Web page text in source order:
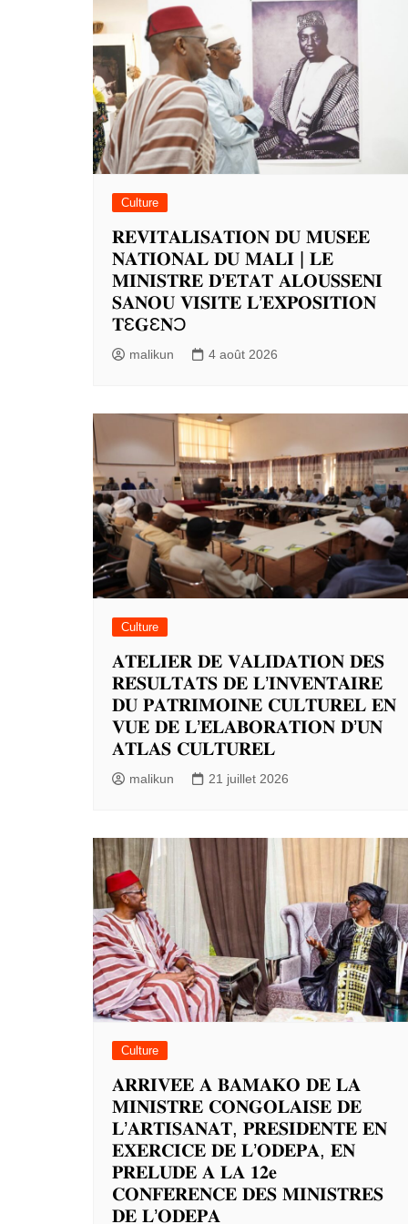
Culture
𝐑𝐄𝐕𝐈𝐓𝐀𝐋𝐈𝐒𝐀𝐓𝐈𝐎𝐍 𝐃𝐔 𝐌𝐔𝐒𝐄𝐄
𝐍𝐀𝐓𝐈𝐎𝐍𝐀𝐋 𝐃𝐔 𝐌𝐀𝐋𝐈 | 𝐋𝐄
𝐌𝐈𝐍𝐈𝐒𝐓𝐑𝐄 𝐃’𝐄𝐓𝐀𝐓 𝐀𝐋𝐎𝐔𝐒𝐒𝐄𝐍𝐈
𝐒𝐀𝐍𝐎𝐔 𝐕𝐈𝐒𝐈𝐓𝐄 𝐋’𝐄𝐗𝐏𝐎𝐒𝐈𝐓𝐈𝐎𝐍
𝐓Ɛ𝐆Ɛ𝐍Ɔ
malikun 4 août 2026
Culture
𝐀𝐓𝐄𝐋𝐈𝐄𝐑 𝐃𝐄 𝐕𝐀𝐋𝐈𝐃𝐀𝐓𝐈𝐎𝐍 𝐃𝐄𝐒
𝐑𝐄́𝐒𝐔𝐋𝐓𝐀𝐓𝐒 𝐃𝐄 𝐋’𝐈𝐍𝐕𝐄𝐍𝐓𝐀𝐈𝐑𝐄
𝐃𝐔 𝐏𝐀𝐓𝐑𝐈𝐌𝐎𝐈𝐍𝐄 𝐂𝐔𝐋𝐓𝐔𝐑𝐄𝐋 𝐄𝐍
𝐕𝐔𝐄 𝐃𝐄 𝐋’𝐄́𝐋𝐀𝐁𝐎𝐑𝐀𝐓𝐈𝐎𝐍 𝐃’𝐔𝐍
𝐀𝐓𝐋𝐀𝐒 𝐂𝐔𝐋𝐓𝐔𝐑𝐄𝐋
malikun 21 juillet 2026
Culture
𝐀𝐑𝐑𝐈𝐕𝐄́𝐄 𝐀 𝐁𝐀𝐌𝐀𝐊𝐎 𝐃𝐄 𝐋𝐀
𝐌𝐈𝐍𝐈𝐒𝐓𝐑𝐄 𝐂𝐎𝐍𝐆𝐎𝐋𝐀𝐈𝐒𝐄 𝐃𝐄
𝐋’𝐀𝐑𝐓𝐈𝐒𝐀𝐍𝐀𝐓, 𝐏𝐑𝐄𝐒𝐈𝐃𝐄𝐍𝐓𝐄 𝐄𝐍
𝐄𝐗𝐄𝐑𝐂𝐈𝐂𝐄 𝐃𝐄 𝐋’𝐎𝐃𝐄𝐏𝐀, 𝐄𝐍
𝐏𝐑𝐄𝐋𝐔𝐃𝐄 𝐀 𝐋𝐀 𝟏𝟐𝐞
𝐂𝐎𝐍𝐅𝐄́𝐑𝐄𝐍𝐂𝐄 𝐃𝐄𝐒 𝐌𝐈𝐍𝐈𝐒𝐓𝐑𝐄𝐒
𝐃𝐄 𝐋’𝐎𝐃𝐄𝐏𝐀